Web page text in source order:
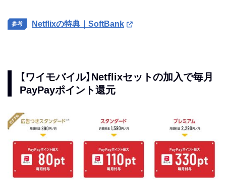
Netflixの特典｜SoftBank
【ワイモバイル】Netflixセットの加入で毎月
PayPayポイント還元